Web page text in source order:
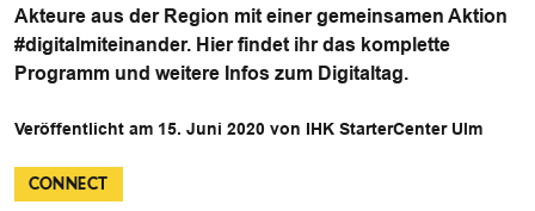
Akteure aus der Region mit einer gemeinsamen Aktion
#digitalmiteinander. Hier findet ihr das komplette
Programm und weitere Infos zum Digitaltag.
Veröffentlicht am 15. Juni 2020 von IHK StarterCenter Ulm
CONNECT